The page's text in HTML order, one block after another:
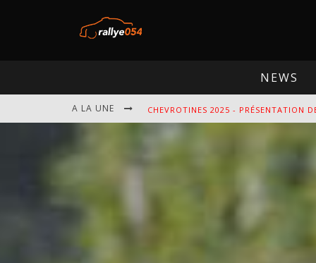
NEWS
A LA UNE EBR 2025 - PRÉSENTATION DE
OMLOOP 2025 - PRÉSENTATION DE